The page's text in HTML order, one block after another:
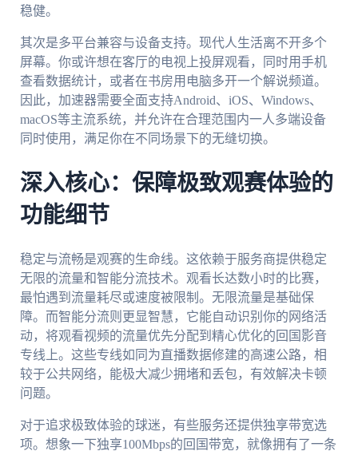
稳健。
其次是多平台兼容与设备支持。现代人生活离不开多个
屏幕。你或许想在客厅的电视上投屏观看，同时用手机
查看数据统计，或者在书房用电脑多开一个解说频道。
因此，加速器需要全面支持Android、iOS、Windows、
macOS等主流系统，并允许在合理范围内一人多端设备
同时使用，满足你在不同场景下的无缝切换。
深入核心：保障极致观赛体验的
功能细节
稳定与流畅是观赛的生命线。这依赖于服务商提供稳定
无限的流量和智能分流技术。观看长达数小时的比赛，
最怕遇到流量耗尽或速度被限制。无限流量是基础保
障。而智能分流则更显智慧，它能自动识别你的网络活
动，将观看视频的流量优先分配到精心优化的回国影音
专线上。这些专线如同为直播数据修建的高速公路，相
较于公共网络，能极大减少拥堵和丢包，有效解决卡顿
问题。
对于追求极致体验的球迷，有些服务还提供独享带宽选
项。想象一下独享100Mbps的回国带宽，就像拥有了一条